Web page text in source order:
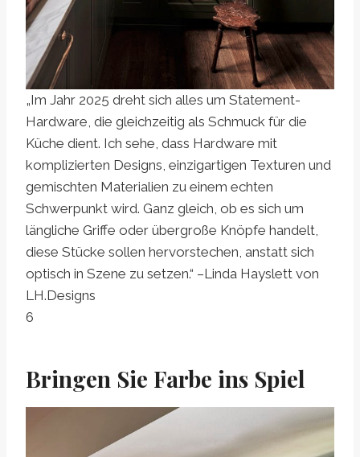
„Im Jahr 2025 dreht sich alles um Statement-
Hardware, die gleichzeitig als Schmuck für die
Küche dient. Ich sehe, dass Hardware mit
komplizierten Designs, einzigartigen Texturen und
gemischten Materialien zu einem echten
Schwerpunkt wird. Ganz gleich, ob es sich um
längliche Griffe oder übergroße Knöpfe handelt,
diese Stücke sollen hervorstechen, anstatt sich
optisch in Szene zu setzen.“ –Linda Hayslett von
LH.Designs
6
Bringen Sie Farbe ins Spiel